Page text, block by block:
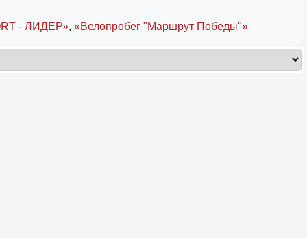
- ЛИДЕР», «Велопробег "Маршрут Победы"»